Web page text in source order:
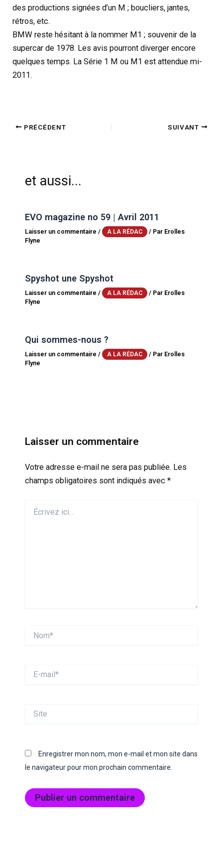
des productions signées d’un M ; boucliers, jantes,
rétros, etc.
BMW reste hésitant à la nommer M1 ; souvenir de la
supercar de 1978. Les avis pourront diverger encore
quelques temps. La Série 1 M ou M1 est attendue mi-
2011.
PRÉCÉDENT SUIVANT
et aussi...
EVO magazine no 59 | Avril 2011
Laisser un commentaire / A LA RÉDAC / Par Erolles
Flyne
Spyshot une Spyshot
Laisser un commentaire / A LA RÉDAC / Par Erolles
Flyne
Qui sommes-nous ?
Laisser un commentaire / A LA RÉDAC / Par Erolles
Flyne
Laisser un commentaire
Votre adresse e-mail ne sera pas publiée. Les
champs obligatoires sont indiqués avec *
ici…
mail*
Enregistrer mon nom, mon e-mail et mon site dans
le navigateur pour mon prochain commentaire.